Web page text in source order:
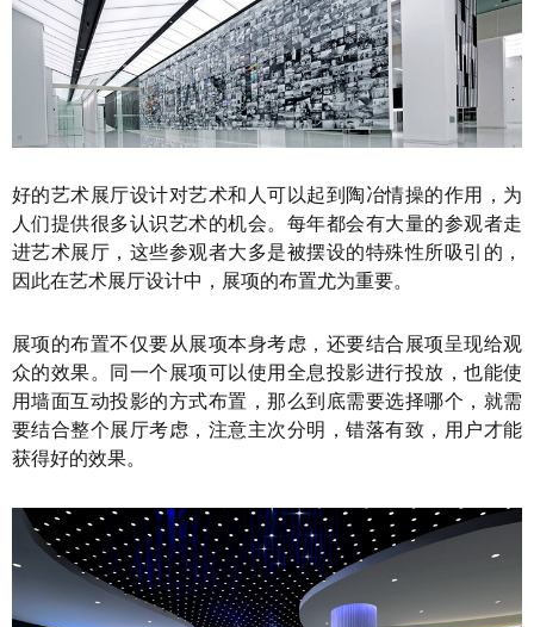
好的艺术展厅设计对艺术和人可以起到陶冶情操的作用，为
人们提供很多认识艺术的机会。每年都会有大量的参观者走
进艺术展厅，这些参观者大多是被摆设的特殊性所吸引的，
因此在艺术展厅设计中，展项的布置尤为重要。
展项的布置不仅要从展项本身考虑，还要结合展项呈现给观
众的效果。同一个展项可以使用全息投影进行投放，也能使
用墙面互动投影的方式布置，那么到底需要选择哪个，就需
要结合整个展厅考虑，注意主次分明，错落有致，用户才能
获得好的效果。